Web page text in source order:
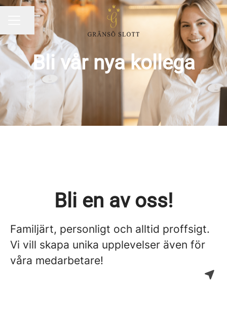
KARRIÄRMENY
Dela sidan
Bli vår nya kollega
Bli en av oss!
Familjärt, personligt och alltid proffsigt.
Vi vill skapa unika upplevelser även för
våra medarbetare!